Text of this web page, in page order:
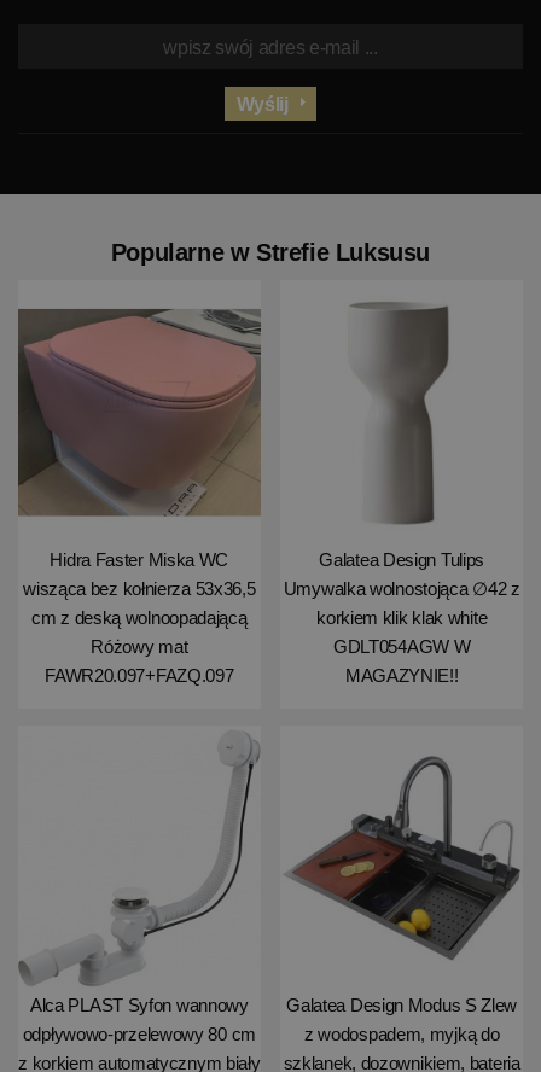
Wyślij
Popularne w Strefie Luksusu
Hidra Faster Miska WC
wisząca bez kołnierza 53x36,5
cm z deską wolnoopadającą
Różowy mat
FAWR20.097+FAZQ.097
Galatea Design Tulips
Umywalka wolnostojąca ∅42 z
korkiem klik klak white
GDLT054AGW W
MAGAZYNIE!!
Alca PLAST Syfon wannowy
odpływowo-przelewowy 80 cm
z korkiem automatycznym biały
Galatea Design Modus S Zlew
z wodospadem, myjką do
szklanek, dozownikiem, bateria